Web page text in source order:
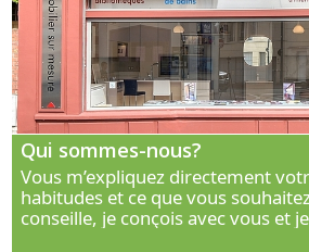
Qui sommes-nous?
Vous m’expliquez directement
habitudes et ce que vous
conseille, je conçois avec vous et
interlocuteur principal. Découvrez